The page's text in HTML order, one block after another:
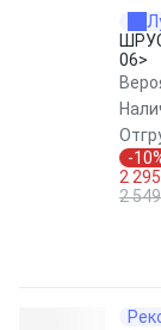
06>
-
2
2